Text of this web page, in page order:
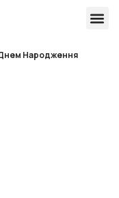
Днем Народження